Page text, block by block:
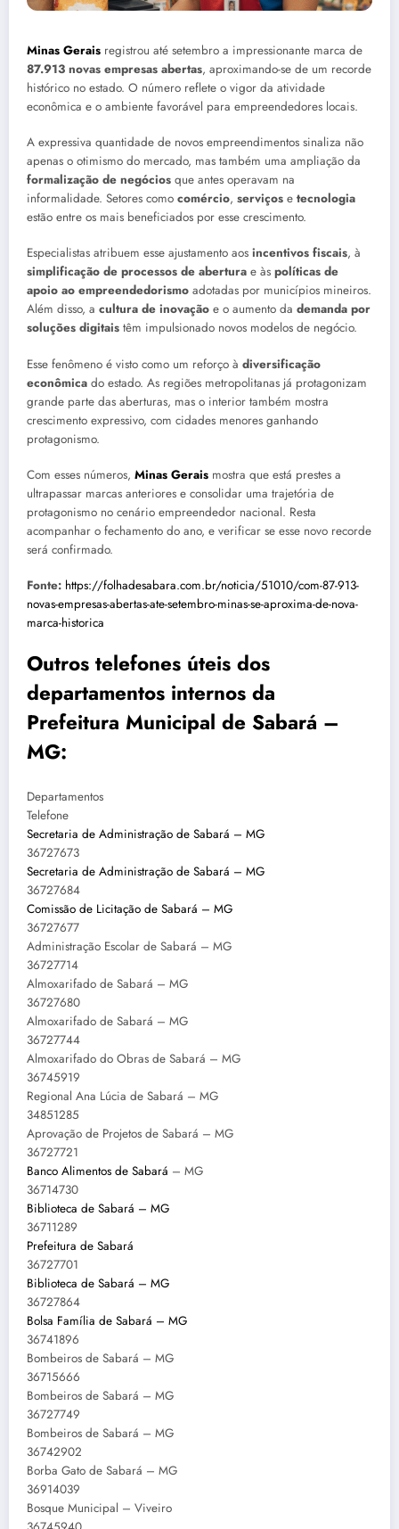
Minas Gerais registrou até setembro a impressionante marca de
87.913 novas empresas abertas, aproximando-se de um recorde
histórico no estado. O número reflete o vigor da atividade
econômica e o ambiente favorável para empreendedores locais.
A expressiva quantidade de novos empreendimentos sinaliza não
apenas o otimismo do mercado, mas também uma ampliação da
formalização de negócios que antes operavam na
informalidade. Setores como comércio, serviços e tecnologia
estão entre os mais beneficiados por esse crescimento.
Especialistas atribuem esse ajustamento aos incentivos fiscais, à
simplificação de processos de abertura e às políticas de
apoio ao empreendedorismo adotadas por municípios mineiros.
Além disso, a cultura de inovação e o aumento da demanda por
soluções digitais têm impulsionado novos modelos de negócio.
Esse fenômeno é visto como um reforço à diversificação
econômica do estado. As regiões metropolitanas já protagonizam
grande parte das aberturas, mas o interior também mostra
crescimento expressivo, com cidades menores ganhando
protagonismo.
Com esses números, Minas Gerais mostra que está prestes a
ultrapassar marcas anteriores e consolidar uma trajetória de
protagonismo no cenário empreendedor nacional. Resta
acompanhar o fechamento do ano, e verificar se esse novo recorde
será confirmado.
Fonte: https://folhadesabara.com.br/noticia/51010/com-87-913-
novas-empresas-abertas-ate-setembro-minas-se-aproxima-de-nova-
marca-historica
Outros telefones úteis dos
departamentos internos da
Prefeitura Municipal de Sabará –
MG:
Departamentos
Telefone
Secretaria de Administração de Sabará – MG
36727673
Secretaria de Administração de Sabará – MG
36727684
Comissão de Licitação de Sabará – MG
36727677
Administração Escolar de Sabará – MG
36727714
Almoxarifado de Sabará – MG
36727680
Almoxarifado de Sabará – MG
36727744
Almoxarifado do Obras de Sabará – MG
36745919
Regional Ana Lúcia de Sabará – MG
34851285
Aprovação de Projetos de Sabará – MG
36727721
Banco Alimentos de Sabará – MG
36714730
Biblioteca de Sabará – MG
36711289
Prefeitura de Sabará
36727701
Biblioteca de Sabará – MG
36727864
Bolsa Família de Sabará – MG
36741896
Bombeiros de Sabará – MG
36715666
Bombeiros de Sabará – MG
36727749
Bombeiros de Sabará – MG
36742902
Borba Gato de Sabará – MG
36914039
Bosque Municipal – Viveiro